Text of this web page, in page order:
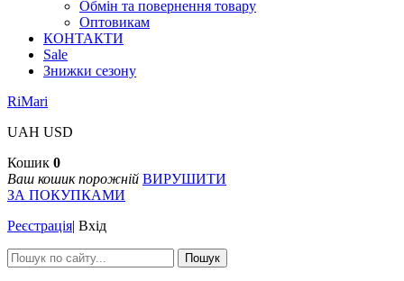
Обмін та повернення товару
Оптовикам
КОНТАКТИ
Sale
Знижки сезону
RiMari
UAH USD
Кошик 0
Ваш кошик порожній ВИРУШИТИ
ЗА ПОКУПКАМИ
Реєстрація| Вхід
Пошук